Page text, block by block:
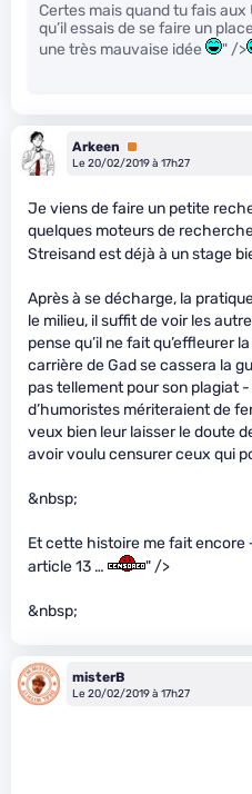
Certes mais quand tu fais
qu’il essais de se faire un
une très mauvaise idée
" />
Arkeen
Premium
Le 20/02/2019 à 17h27
Je viens de faire un petite
quelques moteurs de
Streisand est déjà à un stage
Après à se décharge, la
le milieu, il suffit de voir les
pense qu’il ne fait qu’effleurer
carrière de Gad se cassera la
pas tellement pour son plagiat
d’humoristes mériteraient de
veux bien leur laisser le doute
avoir voulu censurer ceux qui
&nbsp;
Et cette histoire me fait
article 13 …
" />
&nbsp;
misterB
Le 20/02/2019 à 17h27